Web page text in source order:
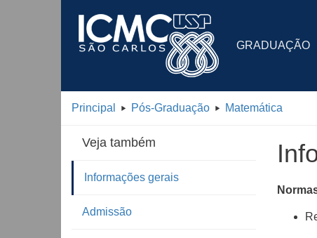
GRADUAÇÃO
Principal Pós-Graduação Matemática
Veja também
Informações gerais
Admissão